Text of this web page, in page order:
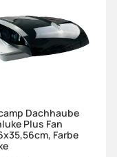
Dachhaube
Plus Fan
Farbe